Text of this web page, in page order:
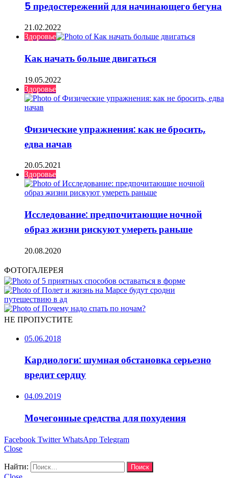
5 предостережений для начинающего бегуна
21.02.2022
Здоровье
Как начать больше двигаться
19.05.2022
Здоровье
Физические упражнения: как не бросить,
едва начав
20.05.2021
Здоровье
Исследование: предпочитающие ночной
образ жизни рискуют умереть раньше
20.08.2020
ФОТОГАЛЕРЕЯ
НЕ ПРОПУСТИТЕ
05.06.2018
Кардиологи: шумная обстановка серьезно
вредит сердцу
04.09.2019
Мочегонные средства для похудения
Facebook Twitter WhatsApp Telegram
Close
Найти: